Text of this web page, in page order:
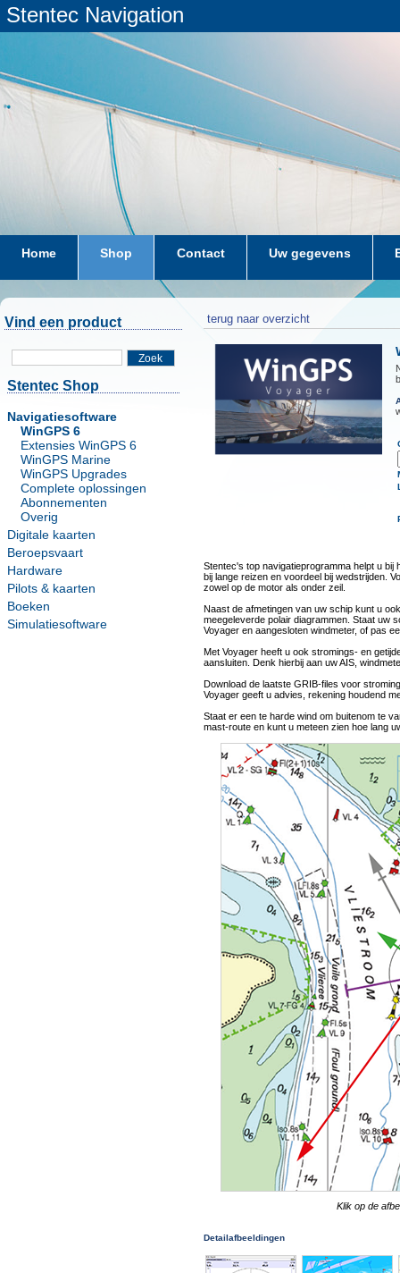
Stentec Navigation
Home Shop Contact Uw gegevens
Vind een product
Zoek
Stentec Shop
Navigatiesoftware
WinGPS 6
Extensies WinGPS 6
WinGPS Marine
WinGPS Upgrades
Complete oplossingen
Abonnementen
Overig
Digitale kaarten
Beroepsvaart
Hardware
Pilots & kaarten
Boeken
Simulatiesoftware
terug naar overzicht
Stentec's top navigatieprogramma helpt u bij
bij lange reizen en voordeel bij wedstrijden.
zowel op de motor als onder zeil.
Naast de afmetingen van uw schip kunt u
meegeleverde polair diagrammen. Staat uw
Voyager en aangesloten windmeter, of pas
Met Voyager heeft u ook stromings- en
aansluiten. Denk hierbij aan uw AIS,
Download de laatste GRIB-files voor
Voyager geeft u advies, rekening houdend
Staat er een te harde wind om buitenom te
mast-route en kunt u meteen zien hoe lang
Klik op de
Detailafbeeldingen